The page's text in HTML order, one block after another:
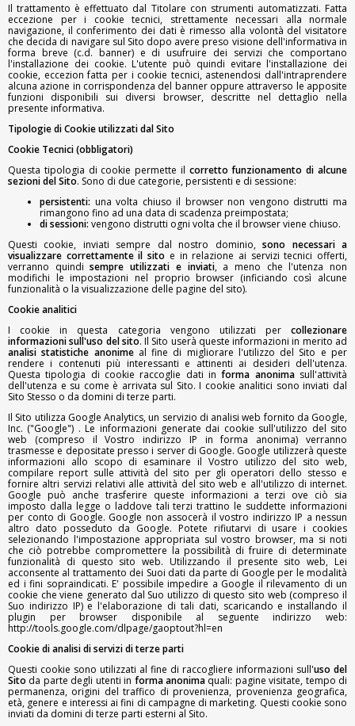
Il trattamento è effettuato dal Titolare con strumenti automatizzati. Fatta
eccezione per i cookie tecnici, strettamente necessari alla normale
navigazione, il conferimento dei dati è rimesso alla volontà del visitatore
che decida di navigare sul Sito dopo avere preso visione dell'informativa in
forma breve (c.d. banner) e di usufruire dei servizi che comportano
l'installazione dei cookie. L'utente può quindi evitare l'installazione dei
cookie, eccezion fatta per i cookie tecnici, astenendosi dall'intraprendere
alcuna azione in corrispondenza del banner oppure attraverso le apposite
funzioni disponibili sui diversi browser, descritte nel dettaglio nella
presente informativa.
Tipologie di Cookie utilizzati dal Sito
Cookie Tecnici (obbligatori)
Questa tipologia di cookie permette il corretto funzionamento di alcune
sezioni del Sito. Sono di due categorie, persistenti e di sessione:
persistenti: una volta chiuso il browser non vengono distrutti ma
rimangono fino ad una data di scadenza preimpostata;
di sessioni: vengono distrutti ogni volta che il browser viene chiuso.
Questi cookie, inviati sempre dal nostro dominio,sono necessari a
visualizzare correttamente il sito e in relazione ai servizi tecnici offerti,
verranno quindisempre utilizzati e inviati, a meno che l'utenza non
modifichi le impostazioni nel proprio browser (inficiando così alcune
funzionalità o la visualizzazione delle pagine del sito).
Cookie analitici
I cookie in questa categoria vengono utilizzati per collezionare
informazioni sull'uso del sito. Il Sito userà queste informazioni in merito ad
analisi statistiche anonimeal fine di migliorare l'utilizzo del Sito e per
rendere i contenuti più interessanti e attinenti ai desideri dell'utenza.
Questa tipologia di cookie raccoglie dati informa anonimasull'attività
dell'utenza e su come è arrivata sul Sito. I cookie analitici sono inviati dal
Sito Stesso o da domini di terze parti.
Il Sito utilizza Google Analytics, un servizio di analisi web fornito da Google,
Inc. ("Google") . Le informazioni generate dai cookie sull'utilizzo del sito
web (compreso il Vostro indirizzo IP in forma anonima) verranno
trasmesse e depositate presso i server di Google. Google utilizzerà queste
informazioni allo scopo di esaminare il Vostro utilizzo del sito web,
compilare report sulle attività del sito per gli operatori dello stesso e
fornire altri servizi relativi alle attività del sito web e all'utilizzo di internet.
Google può anche trasferire queste informazioni a terzi ove ciò sia
imposto dalla legge o laddove tali terzi trattino le suddette informazioni
per conto di Google. Google non assocerà il vostro indirizzo IP a nessun
altro dato posseduto da Google. Potete rifiutarvi di usare i cookies
selezionando l'impostazione appropriata sul vostro browser, ma si noti
che ciò potrebbe compromettere la possibilità di fruire di determinate
funzionalità di questo sito web. Utilizzando il presente sito web, Lei
acconsente al trattamento dei Suoi dati da parte di Google per le modalità
ed i fini sopraindicati. E' possibile impedire a Google il rilevamento di un
cookie che viene generato dal Suo utilizzo di questo sito web (compreso il
Suo indirizzo IP) e l'elaborazione di tali dati, scaricando e installando il
plugin per browser disponibile al seguente indirizzo web:
http://tools.google.com/dlpage/gaoptout?hl=en
Cookie di analisi di servizi di terze parti
Questi cookie sono utilizzati al fine di raccogliere informazioni sull'uso del
Sito da parte degli utenti in forma anonimaquali: pagine visitate, tempo di
permanenza, origini del traffico di provenienza, provenienza geografica,
età, genere e interessi ai fini di campagne di marketing. Questi cookie sono
inviati da domini di terze parti esterni al Sito.